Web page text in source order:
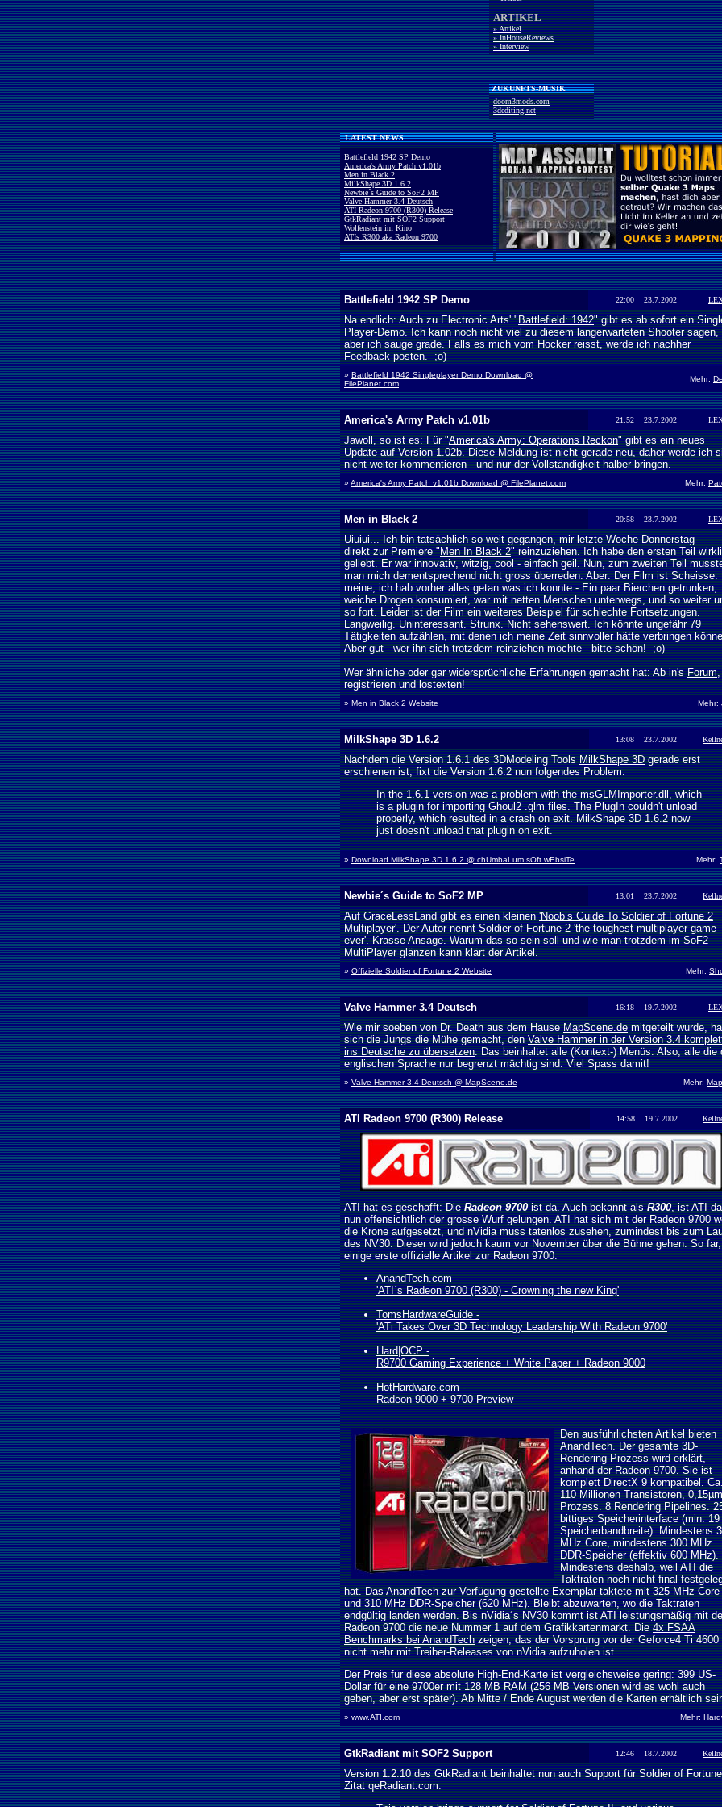
ARTIKEL
» Artikel
» InHouseReviews
» Interview
ZUKUNFTS-MUSIK
doom3mods.com
3dediting.net
LATEST NEWS
Battlefield 1942 SP Demo
America's Army Patch v1.01b
Men in Black 2
MilkShape 3D 1.6.2
Newbie´s Guide to SoF2 MP
Valve Hammer 3.4 Deutsch
ATI Radeon 9700 (R300) Release
GtkRadiant mit SOF2 Support
Wolfenstein im Kino
ATIs R300 aka Radeon 9700
Battlefield 1942 SP Demo 22:00 23.7.2002
Na endlich: Auch zu Electronic Arts' "Battlefield: 1942" gibt es ab sofort ein
Player-Demo. Ich kann noch nicht viel zu diesem langerwarteten Shooter sagen,
aber ich sauge grade. Falls es mich vom Hocker reisst, werde ich nachher
Feedback posten. ;o)
» Battlefield 1942 Singleplayer Demo Download @
FilePlanet.com
Mehr:
America's Army Patch v1.01b 21:52 23.7.2002
Jawoll, so ist es: Für "America's Army: Operations Reckon" gibt es ein neues
Update auf Version 1.02b. Diese Meldung ist nicht gerade neu, daher werde ich
nicht weiter kommentieren - und nur der Vollständigkeit halber bringen.
» America's Army Patch v1.01b Download @ FilePlanet.com Mehr:
Men in Black 2 20:58 23.7.2002
Uiuiui... Ich bin tatsächlich so weit gegangen, mir letzte Woche Donnerstag
direkt zur Premiere "Men In Black 2" reinzuziehen. Ich habe den ersten Teil
geliebt. Er war innovativ, witzig, cool - einfach geil. Nun, zum zweiten Teil
man mich dementsprechend nicht gross überreden. Aber: Der Film ist Scheisse.
meine, ich hab vorher alles getan was ich konnte - Ein paar Bierchen getrunken,
weiche Drogen konsumiert, war mit netten Menschen unterwegs, und so weiter
so fort. Leider ist der Film ein weiteres Beispiel für schlechte Fortsetzungen.
Langweilig. Uninteressant. Strunx. Nicht sehenswert. Ich könnte ungefähr 79
Tätigkeiten aufzählen, mit denen ich meine Zeit sinnvoller hätte verbringen
Aber gut - wer ihn sich trotzdem reinziehen möchte - bitte schön! ;o)
Wer ähnliche oder gar widersprüchliche Erfahrungen gemacht hat: Ab in'sForum,
registrieren und lostexten!
» Men in Black 2 Website Mehr:
MilkShape 3D 1.6.2 13:08 23.7.2002
Nachdem die Version 1.6.1 des 3DModeling ToolsMilkShape 3Dgerade erst
erschienen ist, fixt die Version 1.6.2 nun folgendes Problem:
In the 1.6.1 version was a problem with the msGLMImporter.dll, which
is a plugin for importing Ghoul2 .glm files. The PlugIn couldn't unload
properly, which resulted in a crash on exit. MilkShape 3D 1.6.2 now
just doesn't unload that plugin on exit.
» Download MilkShape 3D 1.6.2 @ chUmbaLum sOft wEbsiTe Mehr:
Newbie´s Guide to SoF2 MP 13:01 23.7.2002
Auf GraceLessLand gibt es einen kleinen'Noob’s Guide To Soldier of Fortune 2
Multiplayer'. Der Autor nennt Soldier of Fortune 2 'the toughest multiplayer game
ever'. Krasse Ansage. Warum das so sein soll und wie man trotzdem im SoF2
MultiPlayer glänzen kann klärt der Artikel.
» Offizielle Soldier of Fortune 2 Website Mehr:
Valve Hammer 3.4 Deutsch 16:18 19.7.2002
Wie mir soeben von Dr. Death aus dem HauseMapScene.demitgeteilt wurde,
sich die Jungs die Mühe gemacht, denValve Hammer in der Version 3.4
ins Deutsche zu übersetzen. Das beinhaltet alle (Kontext-) Menüs. Also, alle die
englischen Sprache nur begrenzt mächtig sind: Viel Spass damit!
» Valve Hammer 3.4 Deutsch @ MapScene.de Mehr:
ATI Radeon 9700 (R300) Release 14:58 19.7.2002
ATI hat es geschafft: DieRadeon 9700ist da. Auch bekannt alsR300, ist ATI
nun offensichtlich der grosse Wurf gelungen. ATI hat sich mit der Radeon 9700
die Krone aufgesetzt, und nVidia muss tatenlos zusehen, zumindest bis zum
des NV30. Dieser wird jedoch kaum vor November über die Bühne gehen. So far,
einige erste offizielle Artikel zur Radeon 9700:
AnandTech.com -
'ATI´s Radeon 9700 (R300) - Crowning the new King'
TomsHardwareGuide -
'ATi Takes Over 3D Technology Leadership With Radeon 9700'
Hard|OCP -
R9700 Gaming Experience + White Paper + Radeon 9000
HotHardware.com -
Radeon 9000 + 9700 Preview
Den ausführlichsten Artikel bieten
AnandTech. Der gesamte 3D-
Rendering-Prozess wird erklärt,
anhand der Radeon 9700. Sie ist
komplett DirectX 9 kompatibel.
110 Millionen Transistoren, 0,15µm
Prozess. 8 Rendering Pipelines.
bittiges Speicherinterface (min. 19
Speicherbandbreite). Mindestens
MHz Core, mindestens 300 MHz
DDR-Speicher (effektiv 600 MHz).
Mindestens deshalb, weil ATI die
Taktraten noch nicht final
hat. Das AnandTech zur Verfügung gestellte Exemplar taktete mit 325 MHz Core
und 310 MHz DDR-Speicher (620 MHz). Bleibt abzuwarten, wo die Taktraten
endgültig landen werden. Bis nVidia´s NV30 kommt ist ATI leistungsmäßig mit
Radeon 9700 die neue Nummer 1 auf dem Grafikkartenmarkt. Die4x FSAA
Benchmarks bei AnandTechzeigen, das der Vorsprung vor der Geforce4 Ti 4600
nicht mehr mit Treiber-Releases von nVidia aufzuholen ist.
Der Preis für diese absolute High-End-Karte ist vergleichsweise gering: 399 US-
Dollar für eine 9700er mit 128 MB RAM (256 MB Versionen wird es wohl auch
geben, aber erst später). Ab Mitte / Ende August werden die Karten erhältlich
» www.ATI.com Mehr:
GtkRadiant mit SOF2 Support 12:46 18.7.2002
Version 1.2.10 des GtkRadiant beinhaltet nun auch Support für Soldier of
Zitat qeRadiant.com: